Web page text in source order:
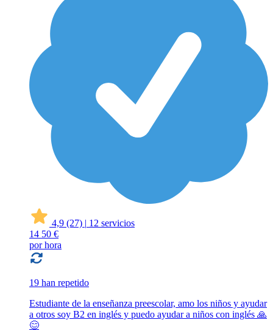
4,9 (27) | 12 servicios
14 50 €
por hora
19 han repetido
Estudiante de la enseñanza preescolar, amo los niños y ayudar
a otros soy B2 en inglés y puedo ayudar a niños con inglés 🙏
😊